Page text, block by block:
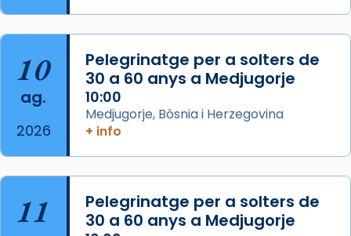
de Barcelona.
2 weeks ago
Aquest dilluns, 27 de juliol, ha tingut lloc la
missa d’acció de gràcies en agraïment al
comitè organitzador de la visita apostòlica
del Sant Pare Lleó XIV a Barcelona, i als
col·laboradors, a la Catedral de Barcelona.
L’arquebisbe de Barcelona, el cardenal Joan
Josep Omella, ha presidit la missa i l’ha
concelebrat el bisbe auxiliar de Barcelona,
Mons. David Abadías.
10
ag.
2026
Pelegrinatge per a solters de
30 a 60 anys a Medjugorje
10:00
Medjugorje, Bòsnia i Herzegovina
+ info
11
Pelegrinatge per a solters de
30 a 60 anys a Medjugorje